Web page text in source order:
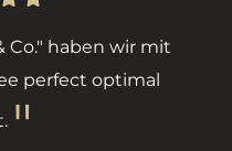
Co." haben wir mit
perfect optimal